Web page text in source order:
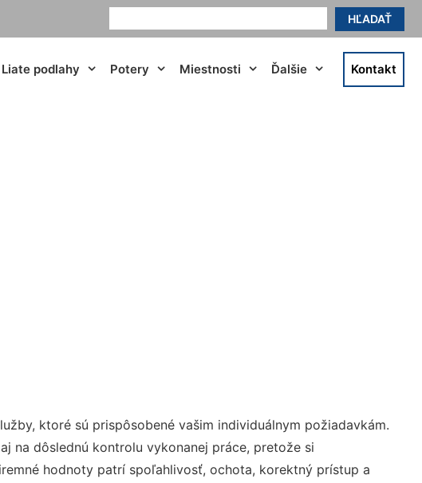
HĽADAŤ
Liate podlahy Potery Miestnosti Ďalšie Kontakt
ktoré sú prispôsobené vašim individuálnym požiadavkám.
na dôslednú kontrolu vykonanej práce, pretože si
hodnoty patrí spoľahlivosť, ochota, korektný prístup a